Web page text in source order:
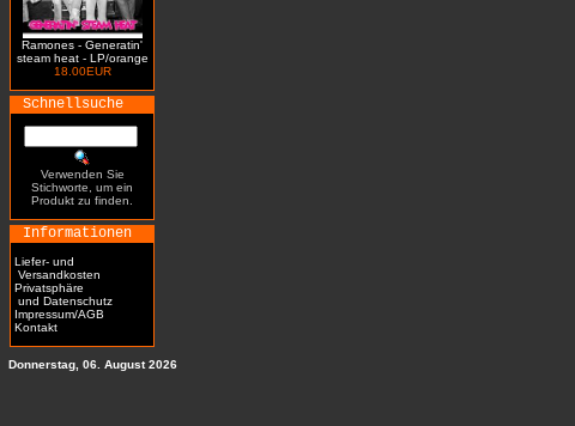
Ramones - Generatin'
steam heat - LP/orange
18.00EUR
Schnellsuche
Verwenden Sie
Stichworte, um ein
Produkt zu finden.
Informationen
Liefer- und
Versandkosten
Privatsphäre
und Datenschutz
Impressum/AGB
Kontakt
Donnerstag, 06. August 2026